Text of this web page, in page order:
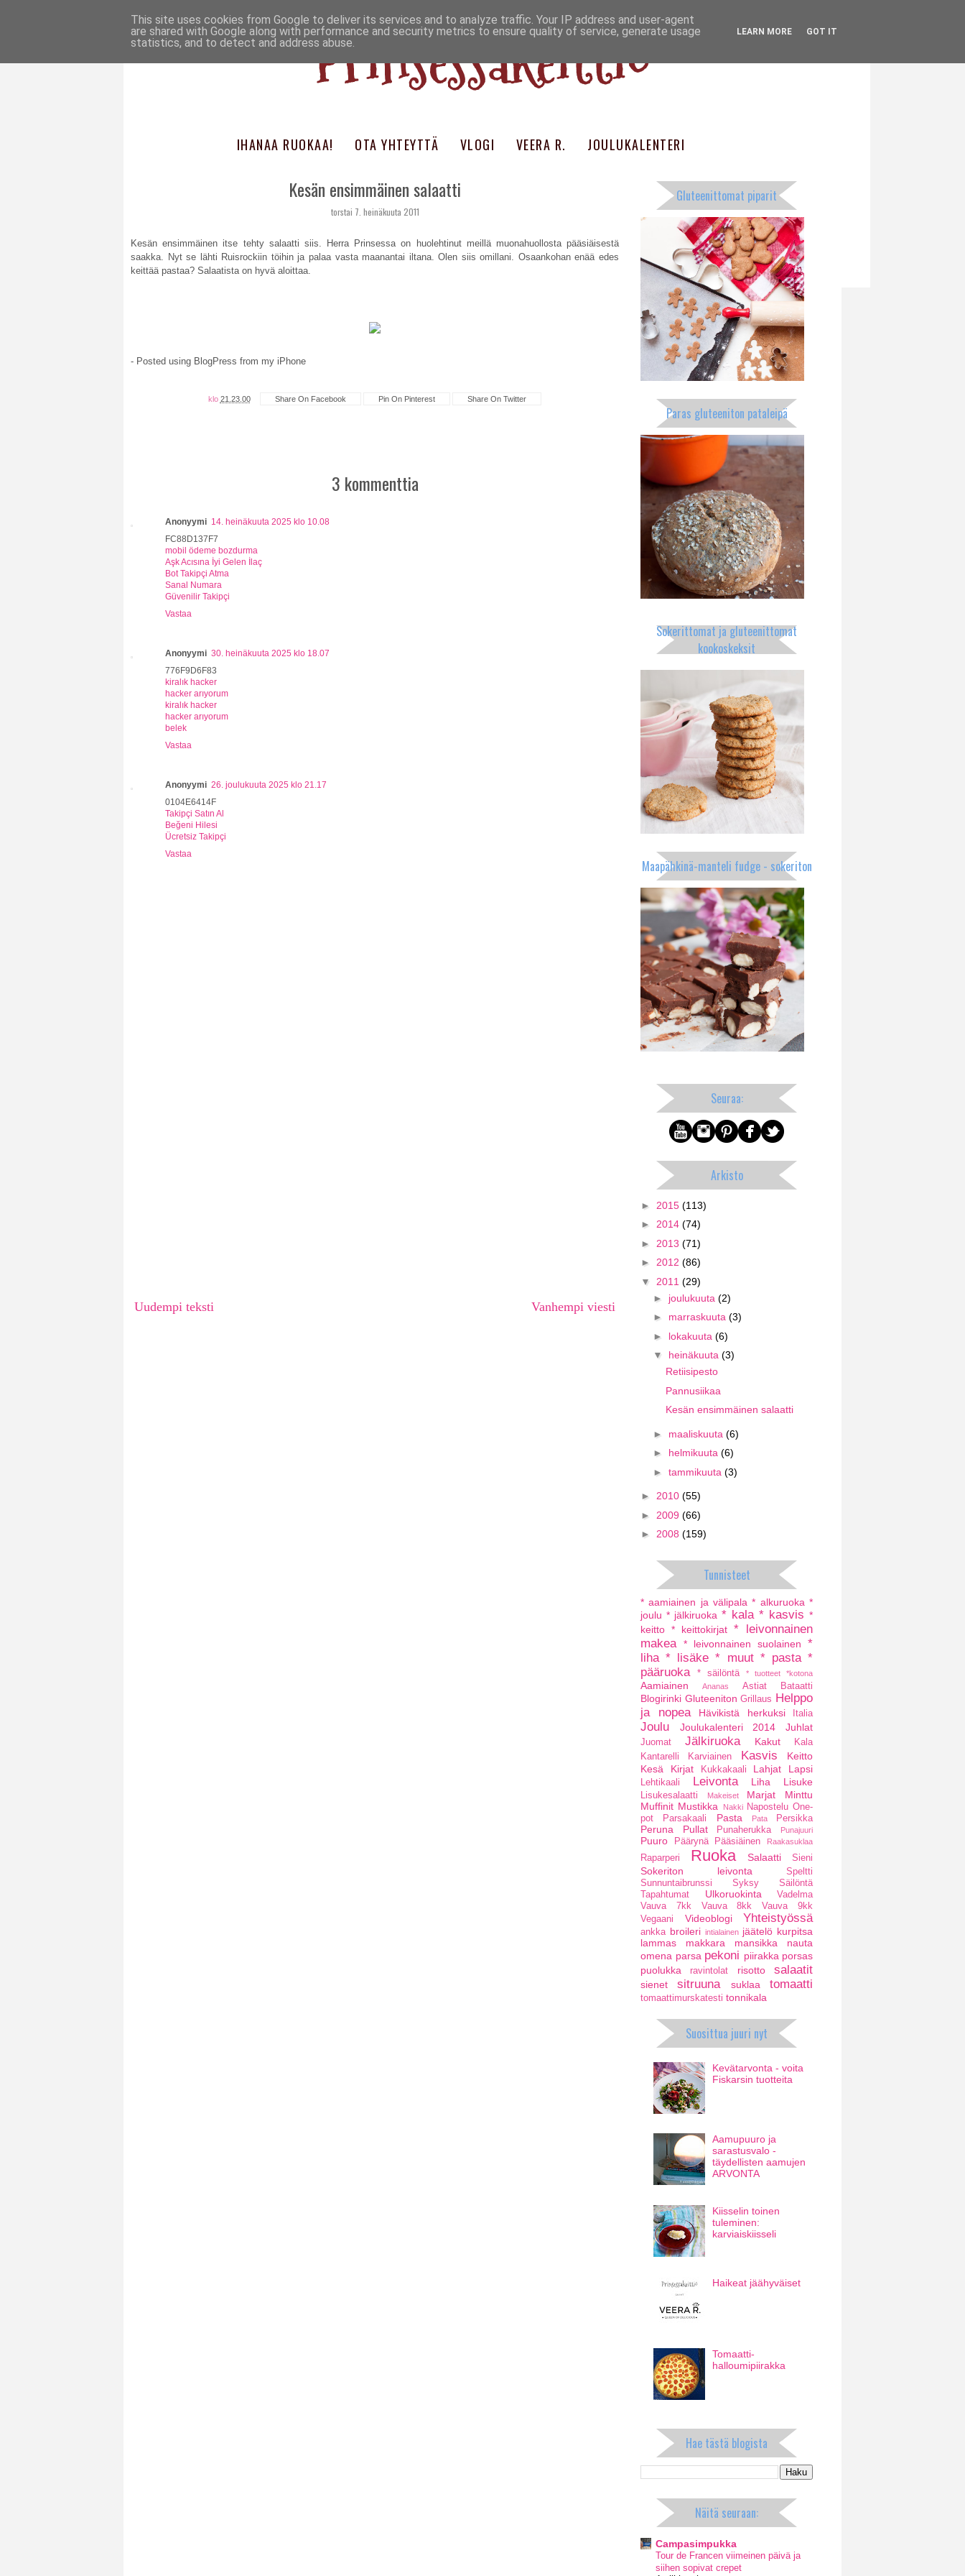
Prinsessakeittiö
IHANAA RUOKAA! OTA YHTEYTTÄ VLOGI VEERA R. JOULUKALENTERI
Kesän ensimmäinen salaatti
torstai 7. heinäkuuta 2011
Kesän ensimmäinen itse tehty salaatti siis. Herra Prinsessa on huolehtinut meillä muonahuollosta pääsiäisestä
saakka. Nyt se lähti Ruisrockiin töihin ja palaa vasta maanantai iltana. Olen siis omillani. Osaankohan enää edes
keittää pastaa? Salaatista on hyvä aloittaa.
- Posted using BlogPress from my iPhone
klo 21.23.00 Share On Facebook Pin On Pinterest Share On Twitter
3 kommenttia
Anonyymi 14. heinäkuuta 2025 klo 10.08
FC88D137F7
mobil ödeme bozdurma
Aşk Acısına İyi Gelen İlaç
Bot Takipçi Atma
Sanal Numara
Güvenilir Takipçi
Vastaa
Anonyymi 30. heinäkuuta 2025 klo 18.07
776F9D6F83
kiralık hacker
hacker arıyorum
kiralık hacker
hacker arıyorum
belek
Vastaa
Anonyymi 26. joulukuuta 2025 klo 21.17
0104E6414F
Takipçi Satın Al
Beğeni Hilesi
Ücretsiz Takipçi
Vastaa
Uudempi teksti Vanhempi viesti
Gluteenittomat piparit
Paras gluteeniton pataleipä
Sokerittomat ja gluteenittomat
kookoskeksit
Maapähkinä-manteli fudge - sokeriton
Seuraa:
Arkisto
► 2015 (113)
► 2014 (74)
► 2013 (71)
► 2012 (86)
▼ 2011 (29)
► joulukuuta (2)
► marraskuuta (3)
► lokakuuta (6)
▼ heinäkuuta (3)
Retiisipesto
Pannusiikaa
Kesän ensimmäinen salaatti
► maaliskuuta (6)
► helmikuuta (6)
► tammikuuta (3)
► 2010 (55)
► 2009 (66)
► 2008 (159)
Tunnisteet
* aamiainen ja välipala * alkuruoka *
joulu * jälkiruoka * kala * kasvis *
keitto * keittokirjat * leivonnainen
makea
* leivonnainen suolainen
*
liha * lisäke * muut * pasta *
pääruoka
* säilöntä * tuotteet *kotona
Aamiainen Ananas Astiat Bataatti
Blogirinki Gluteeniton Grillaus Helppo
ja nopea
Hävikistä herkuksi Italia
Joulu Joulukalenteri 2014 Juhlat
Juomat Jälkiruoka Kakut
Kala
Kantarelli
Karviainen Kasvis
Keitto
Kesä
Kirjat Kukkakaali Lahjat Lapsi
Lehtikaali Leivonta Liha Lisuke
Lisukesalaatti Makeiset Marjat
Minttu
Muffinit Mustikka Nakki Napostelu One-
pot
Parsakaali Pasta Pata Persikka
Peruna Pullat Punaherukka Punajuuri
Puuro Päärynä Pääsiäinen Raakasuklaa
Raparperi Ruoka Salaatti Sieni
Sokeriton leivonta
Speltti
Sunnuntaibrunssi
Syksy
Säilöntä
Tapahtumat
Ulkoruokinta
Vadelma
Vauva 7kk
Vauva 8kk
Vauva 9kk
Vegaani
Videoblogi Yhteistyössä
ankka broileri intialainen jäätelö kurpitsa
lammas
makkara mansikka
nauta
omena parsa pekoni piirakka porsas
puolukka
ravintolat risotto salaatit
sienet sitruuna suklaa tomaatti
tomaattimurskatesti tonnikala
Suosittua juuri nyt
Kevätarvonta - voita
Fiskarsin tuotteita
Aamupuuro ja
sarastusvalo -
täydellisten aamujen
ARVONTA
Kiisselin toinen
tuleminen:
karviaiskiisseli
Haikeat jäähyväiset
Tomaatti-
halloumipiirakka
Hae tästä blogista
Näitä seuraan:
Campasimpukka
Tour de Francen viimeinen päivä ja
siihen sopivat crepet
This site uses cookies from Google to deliver its services and to analyze traffic. Your IP address and user-agent
are shared with Google along with performance and security metrics to ensure quality of service, generate usage
statistics, and to detect and address abuse.
LEARN MORE GOT IT